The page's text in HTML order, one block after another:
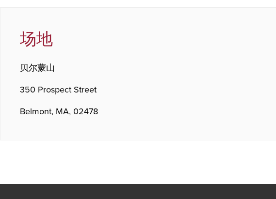
场地
贝尔蒙山
350 Prospect Street
Belmont, MA, 02478